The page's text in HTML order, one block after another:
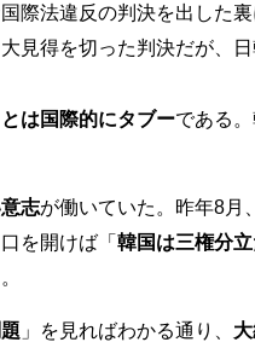
際法違反の判決を出した
見得を切った判決だが、
は国際的にタブーである
志が働いていた。昨年8月
を開けば「 韓国は三権分
」を見ればわかる通り、